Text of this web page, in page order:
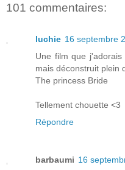
101 commentaires:
luchie 16 septembre
Une film que
mais déconstruit plein
The princess Bride
Tellement chouette <3
Répondre
barbaumi 16